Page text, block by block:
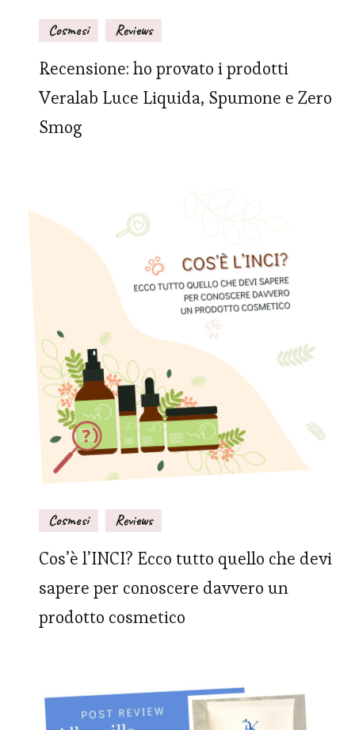
Cosmesi Reviews
Recensione: ho provato i prodotti
Veralab Luce Liquida, Spumone e Zero
Smog
Cosmesi Reviews
Cos’è l’INCI? Ecco tutto quello che devi
sapere per conoscere davvero un
prodotto cosmetico